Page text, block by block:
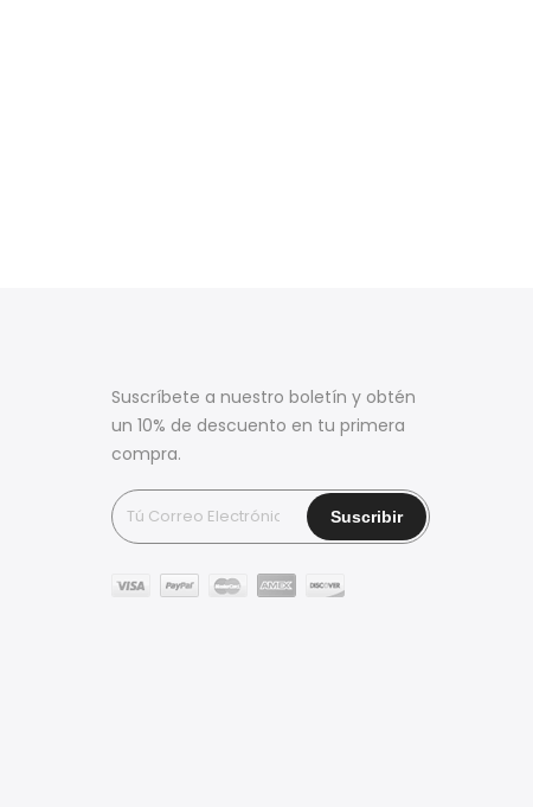
Suscríbete a nuestro boletín y obtén
un 10% de descuento en tu primera
compra.